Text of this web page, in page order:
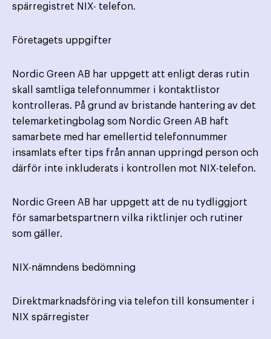
spärregistret NIX- telefon.
Företagets uppgifter
Nordic Green AB har uppgett att enligt deras rutin
skall samtliga telefonnummer i kontaktlistor
kontrolleras. På grund av bristande hantering av det
telemarketingbolag som Nordic Green AB haft
samarbete med har emellertid telefonnummer
insamlats efter tips från annan uppringd person och
därför inte inkluderats i kontrollen mot NIX-telefon.
Nordic Green AB har uppgett att de nu tydliggjort
för samarbetspartnern vilka riktlinjer och rutiner
som gäller.
NIX-nämndens bedömning
Direktmarknadsföring via telefon till konsumenter i
NIX spärregister